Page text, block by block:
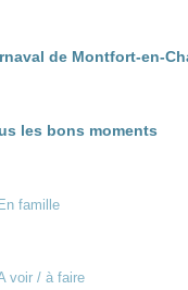
de Montfort-en-
les bons moments
famille
voir / à faire
EN-CHALOSSE